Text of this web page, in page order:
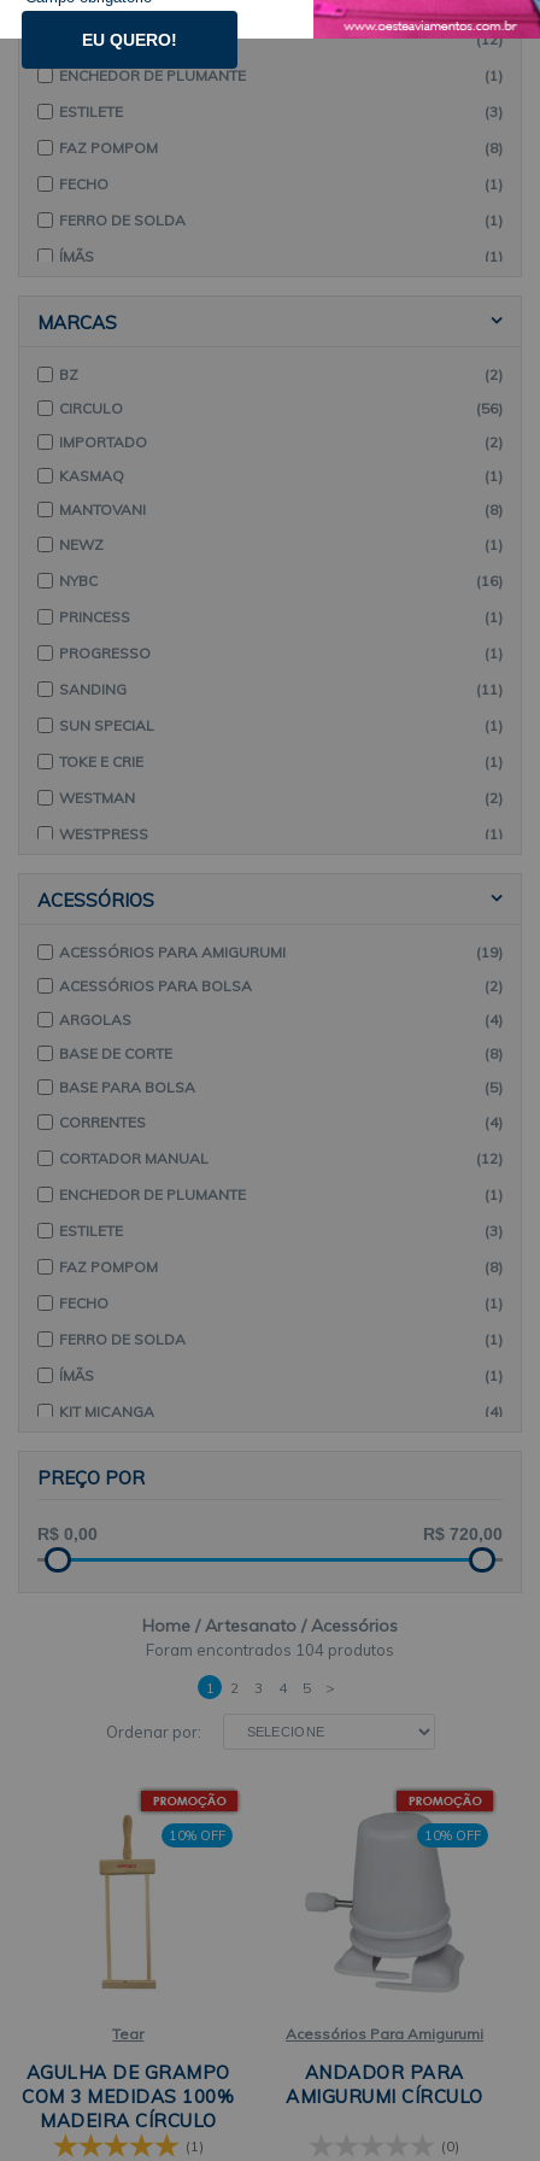
CORTADOR MANUAL
(12)
ENCHEDOR DE PLUMANTE
(1)
ESTILETE
(3)
FAZ POMPOM
(8)
FECHO
(1)
FERRO DE SOLDA
(1)
ÍMÃS
(1)
MARCADOR DE PONTO
(3)
PÉROLAS
(6)
PORTA ALFINETE
(2)
PORTA NOVELO
(3)
TEAR
(1)
TIARA
(1)
MARCAS
BZ
(2)
CIRCULO
(56)
IMPORTADO
(2)
KASMAQ
(1)
MANTOVANI
(8)
NEWZ
(1)
NYBC
(16)
PRINCESS
(1)
PROGRESSO
(1)
SANDING
(11)
SUN SPECIAL
(1)
TOKE E CRIE
(1)
WESTMAN
(2)
WESTPRESS
(1)
ACESSÓRIOS
ACESSÓRIOS PARA AMIGURUMI
(19)
ACESSÓRIOS PARA BOLSA
(2)
ARGOLAS
(4)
BASE DE CORTE
(8)
BASE PARA BOLSA
(5)
CORRENTES
(4)
CORTADOR MANUAL
(12)
ENCHEDOR DE PLUMANTE
(1)
ESTILETE
(3)
FAZ POMPOM
(8)
FECHO
(1)
FERRO DE SOLDA
(1)
ÍMÃS
(1)
KIT MIÇANGA
(4)
OLHO E FOCINHO PARA AMIGURUMI
PORTA ALFINETE
(2)
PREÇO POR
Home Artesanato Acessórios
104 produtos
Ordenar por:
1 2 3 4 5 >
10% OFF
Tear
AGULHA DE GRAMPO
COM 3 MEDIDAS 100%
MADEIRA CÍRCULO
(1)
10% OFF
Acessórios Para Amigurumi
ANDADOR PARA
AMIGURUMI CÍRCULO
(0)
EU QUERO!